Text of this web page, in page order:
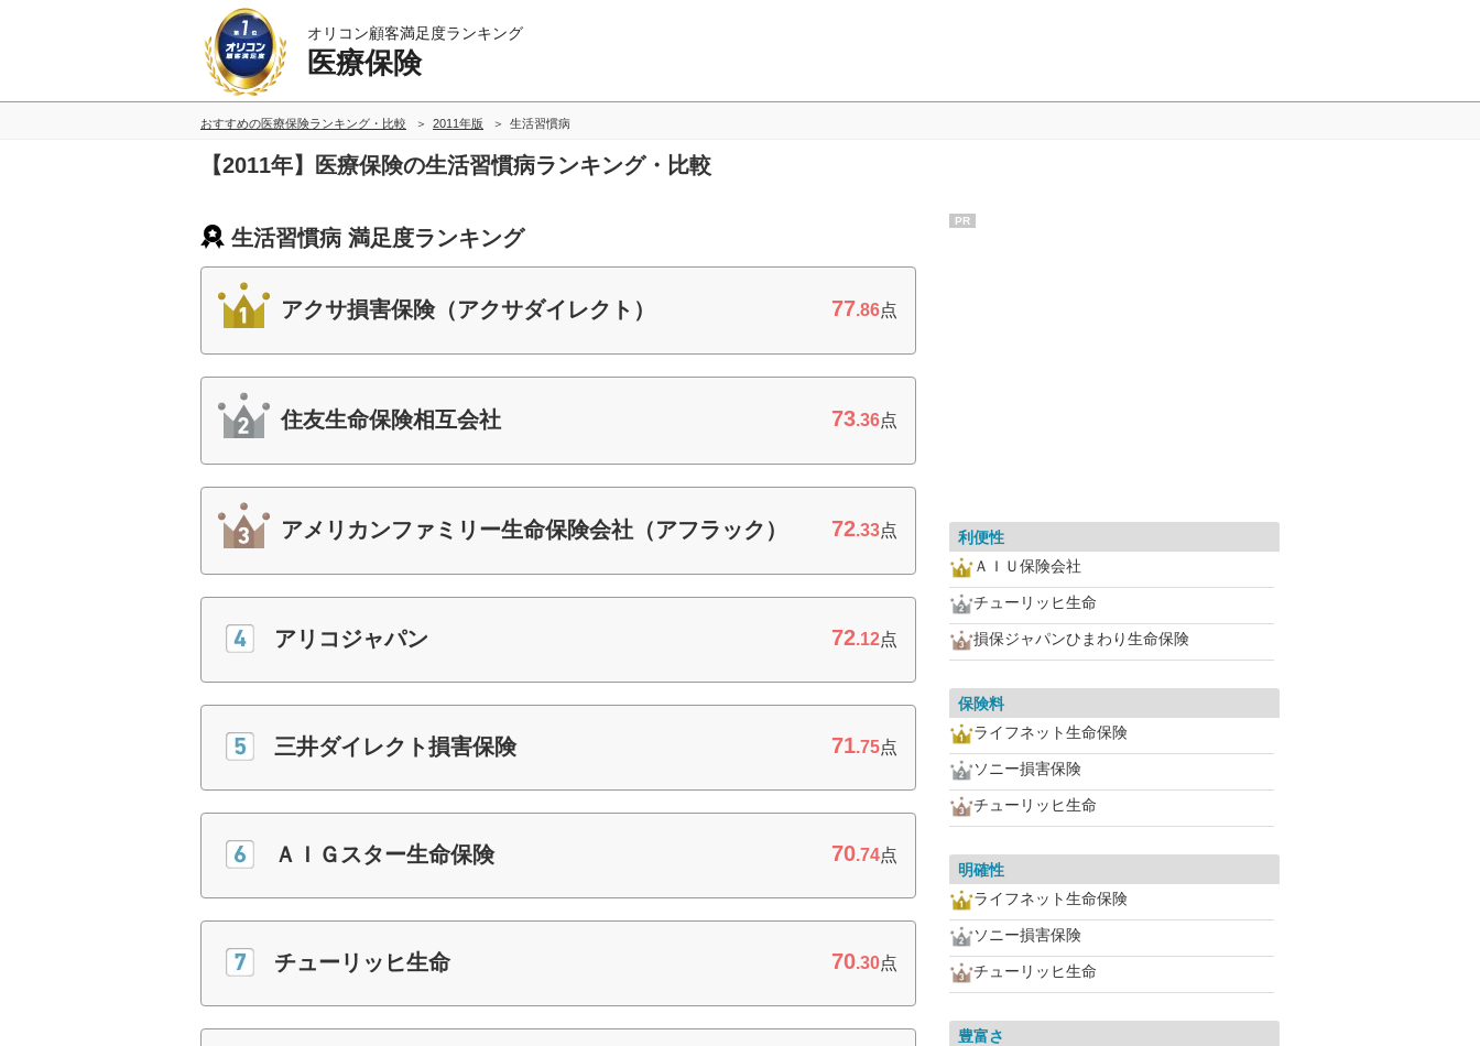
オリコン顧客満足度ランキング
医療保険
おすすめの医療保険ランキング・比較 2011年版 生活習慣病
【2011年】医療保険の生活習慣病ランキング・比較
生活習慣病 満足度ランキング
アクサ損害保険（アクサダイレクト） 77.86点
住友生命保険相互会社 73.36点
アメリカンファミリー生命保険会社（アフラック） 72.33点
アリコジャパン 72.12点
三井ダイレクト損害保険 71.75点
ＡＩＧスター生命保険 70.74点
チューリッヒ生命 70.30点
PR
利便性
ＡＩＵ保険会社
チューリッヒ生命
損保ジャパンひまわり生命保険
保険料
ライフネット生命保険
ソニー損害保険
チューリッヒ生命
明確性
ライフネット生命保険
ソニー損害保険
チューリッヒ生命
豊富さ